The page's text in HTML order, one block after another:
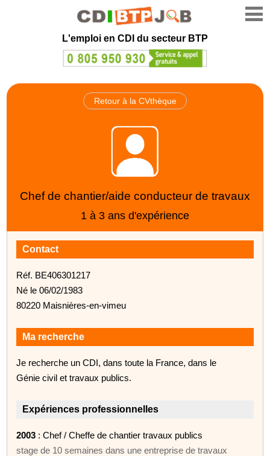
L'emploi en CDI du secteur BTP
Retour à la CVthèque
Chef de chantier/aide conducteur de travaux
1 à 3 ans d'expérience
Contact
Réf. BE406301217
Né le 06/02/1983
80220 Maisnières-en-vimeu
Ma recherche
Je recherche un CDI, dans toute la France, dans le
Génie civil et travaux publics.
Expériences professionnelles
2003 : Chef / Cheffe de chantier travaux publics
stage de 10 semaines dans une entreprise de travaux